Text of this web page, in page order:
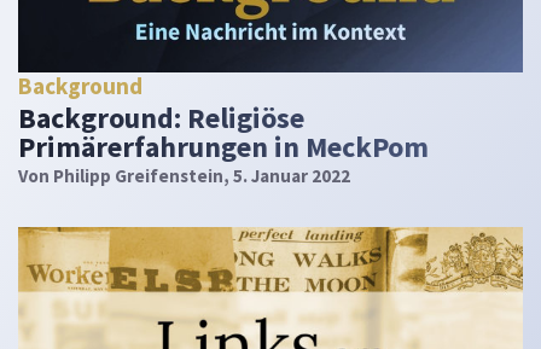
Background
Background: Religiöse
Primärerfahrungen in MeckPom
Von Philipp Greifenstein, 5. Januar 2022